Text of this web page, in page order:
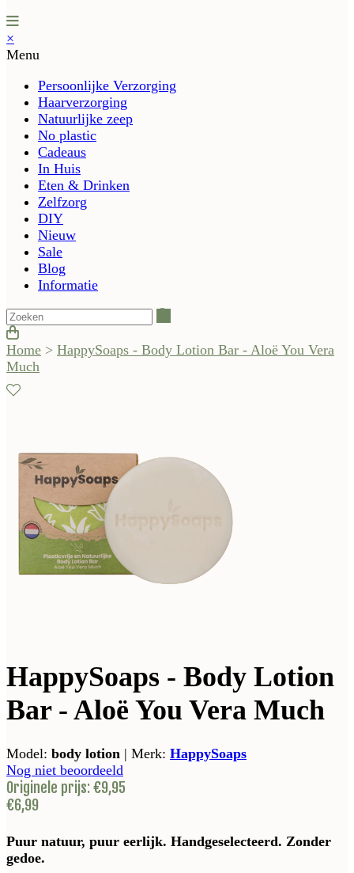
×
Menu
Persoonlijke Verzorging
Haarverzorging
Natuurlijke zeep
No plastic
Cadeaus
In Huis
Eten & Drinken
Zelfzorg
DIY
Nieuw
Sale
Blog
Informatie
Home > HappySoaps - Body Lotion Bar - Aloë You Vera
Much
HappySoaps - Body Lotion
Bar - Aloë You Vera Much
Model: body lotion | Merk: HappySoaps
Nog niet beoordeeld
Originele prijs:€9,95
€6,99
Puur natuur, puur eerlijk. Handgeselecteerd. Zonder
gedoe.